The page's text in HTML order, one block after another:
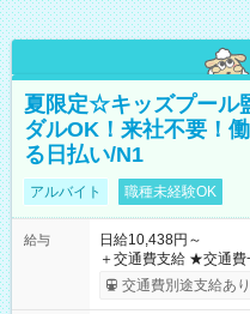
夏限定☆キッズプー
ダルOK！来社不要！
る日払い/N1
アルバイト 職種未経験OK
給与
日給10,438円～
＋交通費支給 ★交通費一部支給！ ┗1日500円を超えた分は全額
支給！ ※往復500円以内
OK！（規定あり） ┗
交通費別途支給あり